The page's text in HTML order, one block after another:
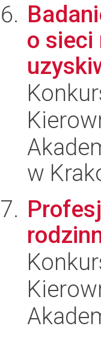
o sieci
w